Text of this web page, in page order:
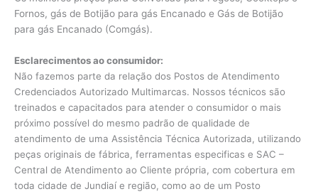
Fornos, gás de Botijão para gás Encanado e Gás de Botijão
para gás Encanado (Comgás).
Esclarecimentos ao consumidor:
Não fazemos parte da relação dos Postos de Atendimento
Credenciados Autorizado Multimarcas. Nossos técnicos são
treinados e capacitados para atender o consumidor o mais
próximo possível do mesmo padrão de qualidade de
atendimento de uma Assistência Técnica Autorizada, utilizando
peças originais de fábrica, ferramentas especificas e SAC –
Central de Atendimento ao Cliente própria, com cobertura em
toda cidade de Jundiaí e região, como ao de um Posto